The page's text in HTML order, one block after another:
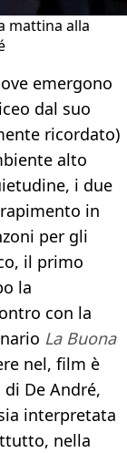
mattina alla
emergono
dal suo
ricordato)
alto
i due
in
per gli
il primo
la
con la
La Buona
nel, film è
De André,
interpretata
nella